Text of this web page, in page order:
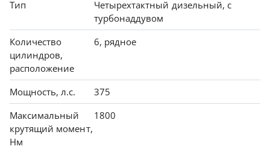
Тип
Четырехтактный дизельный, с
турбонаддувом
Количество
цилиндров,
расположение
6, рядное
Мощность, л.с.
375
Максимальный
крутящий момент,
Нм
1800